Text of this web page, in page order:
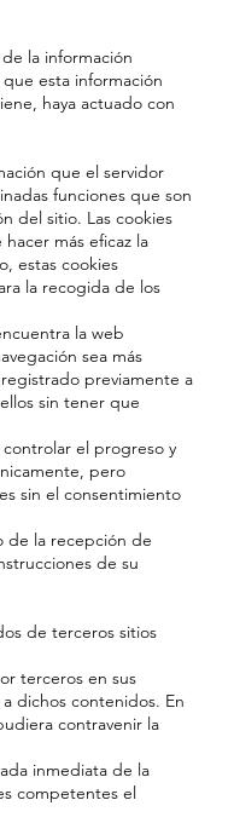
la información
esta información
haya actuado con
que el servidor
funciones que son
del sitio. Las cookies
más eficaz la
estas cookies
la recogida de los
la web
sea más
previamente a
sin tener que
el progreso y
pero
sin el consentimiento
de la recepción de
de su
de terceros sitios
terceros en sus
dichos contenidos. En
contravenir la
inmediata de la
competentes el